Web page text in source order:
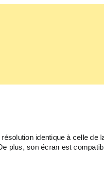
identique à celle
plus, son écran est